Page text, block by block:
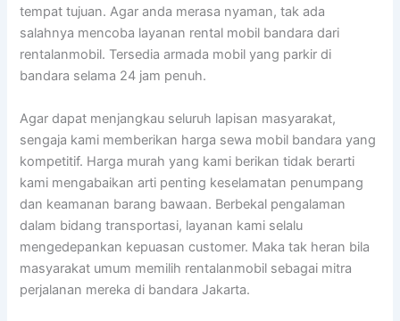
tempat tujuan. Agar anda merasa nyaman, tak ada
salahnya mencoba layanan rental mobil bandara dari
rentalanmobil. Tersedia armada mobil yang parkir di
bandara selama 24 jam penuh.
Agar dapat menjangkau seluruh lapisan masyarakat,
sengaja kami memberikan harga sewa mobil bandara yang
kompetitif. Harga murah yang kami berikan tidak berarti
kami mengabaikan arti penting keselamatan penumpang
dan keamanan barang bawaan. Berbekal pengalaman
dalam bidang transportasi, layanan kami selalu
mengedepankan kepuasan customer. Maka tak heran bila
masyarakat umum memilih rentalanmobil sebagai mitra
perjalanan mereka di bandara Jakarta.